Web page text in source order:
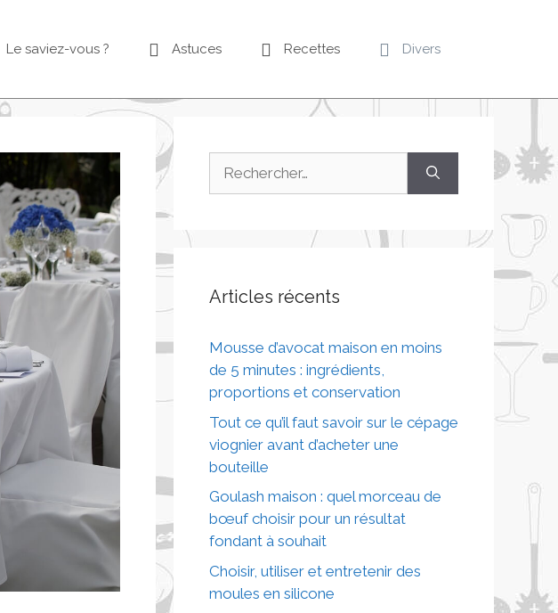
Le saviez-vous ? Astuces Recettes Divers
Articles récents
Mousse d’avocat maison en moins
de 5 minutes : ingrédients,
proportions et conservation
Tout ce qu’il faut savoir sur le cépage
viognier avant d’acheter une
bouteille
Goulash maison : quel morceau de
bœuf choisir pour un résultat
fondant à souhait
Choisir, utiliser et entretenir des
moules en silicone